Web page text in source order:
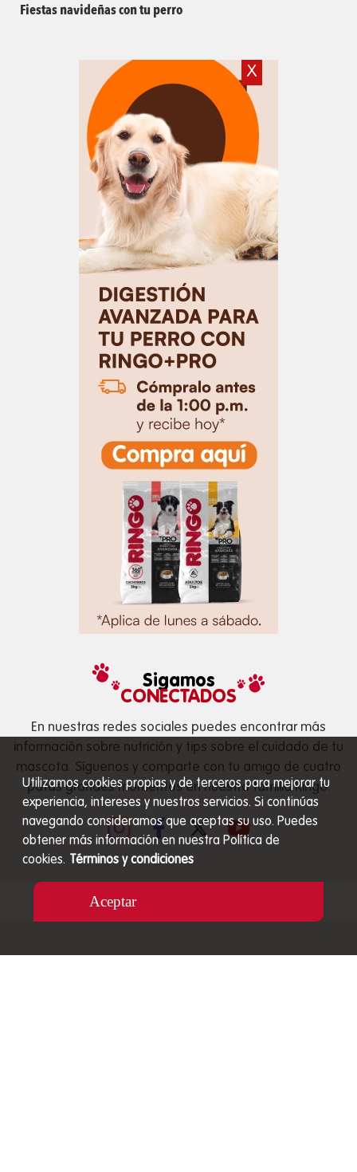
Utilizamos cookies propias y de terceros para mejorar tu
experiencia, intereses y nuestros servicios. Si continúas
navegando consideramos que aceptas su uso. Puedes
obtener más información en nuestra Política de
cookies. Términos y condiciones
Aceptar
Fiestas navideñas con tu perro
X
Sigamos
CONECTADOS
En nuestras redes sociales puedes encontrar más
información sobre nutrición y tips sobre el cuidado de tu
mascota. Síguenos y comparte con tu amigo de cuatro
patas grandes momentos en nuestra familia Ringo.